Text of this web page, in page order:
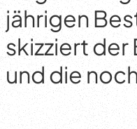
jährigen
skizziert
und die